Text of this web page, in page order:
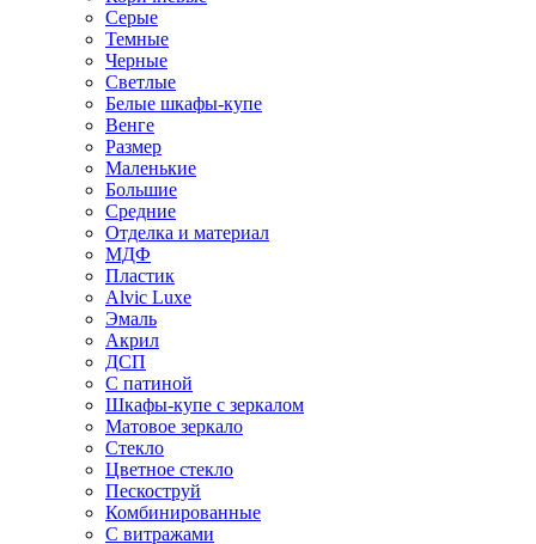
Серые
Темные
Черные
Светлые
Белые шкафы-купе
Венге
Размер
Маленькие
Большие
Средние
Отделка и материал
МДФ
Пластик
Alvic Luxe
Эмаль
Акрил
ДСП
С патиной
Шкафы-купе с зеркалом
Матовое зеркало
Стекло
Цветное стекло
Пескоструй
Комбинированные
С витражами